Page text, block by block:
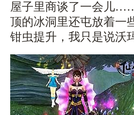
屋子里商谈了一会儿
顶的冰洞里还屯放着一
钳虫提升，我只是说沃